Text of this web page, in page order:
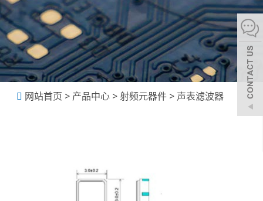
网站首页 > 产品中心 >射频元器件 > 声表滤波器